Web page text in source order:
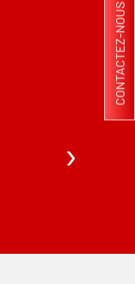
›
CONTACTEZ-NOUS